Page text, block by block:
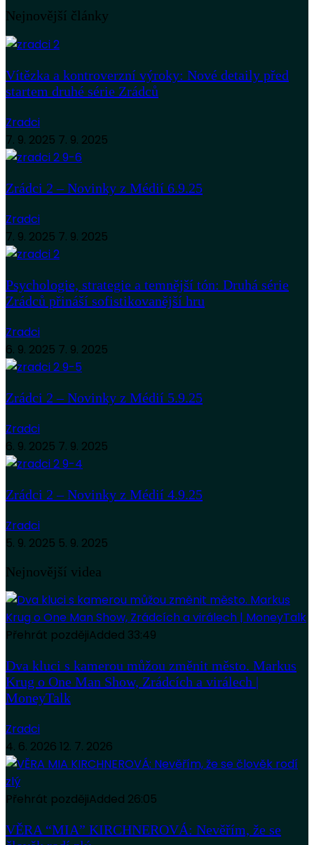
Nejnovější články
Vítězka a kontroverzní výroky: Nové detaily před
startem druhé série Zrádců
Zradci
7. 9. 2025 7. 9. 2025
Zrádci 2 – Novinky z Médií 6.9.25
Zradci
7. 9. 2025 7. 9. 2025
Psychologie, strategie a temnější tón: Druhá série
Zrádců přináší sofistikovanější hru
Zradci
6. 9. 2025 7. 9. 2025
Zrádci 2 – Novinky z Médií 5.9.25
Zradci
6. 9. 2025 7. 9. 2025
Zrádci 2 – Novinky z Médií 4.9.25
Zradci
5. 9. 2025 5. 9. 2025
Nejnovější videa
Přehrát pozdějiAdded 33:49
Dva kluci s kamerou můžou změnit město. Markus
Krug o One Man Show, Zrádcích a virálech |
MoneyTalk
Zradci
4. 6. 2026 12. 7. 2026
Přehrát pozdějiAdded 26:05
VĚRA “MIA” KIRCHNEROVÁ: Nevěřím, že se